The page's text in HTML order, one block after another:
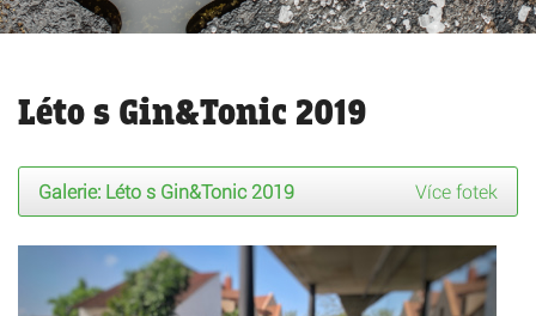
Léto s Gin&Tonic 2019
Více fotek
Galerie: Léto s Gin&Tonic 2019